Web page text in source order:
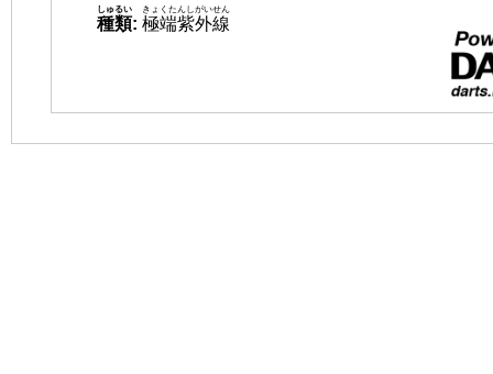
種類
しゅるい
: 極端紫外線
きょくたんしがいせん